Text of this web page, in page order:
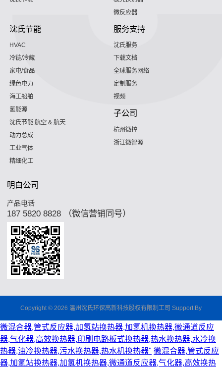
微反应器
沈氏节能
HVAC
冷链/冷藏
家电/食品
绿色电力
海工船舶
氢能源
沈氏节能:航空 & 航天
动力总成
工业气体
精细化工
服务支持
沈氏服务
下载文档
全球服务网络
定制服务
视频
子公司
杭州微控
浙江微智源
明白公司
产品电话
187 5820 8828 （微信营销同号）
Copyright © 2026 温州沈氏环保高新科技股权有限制工司 Support By
微混合器,管式反应器,加氢站换热器,加氢机换热器,微通道反应
器,气化器,高效换热器,印刷电路板式换热器,热水换热器,水冷换
热器,油冷换热器,污水换热器,热水机换热器" 微混合器,管式反应
器,加氢站换热器,加氢机换热器,微通道反应器,气化器,高效换热